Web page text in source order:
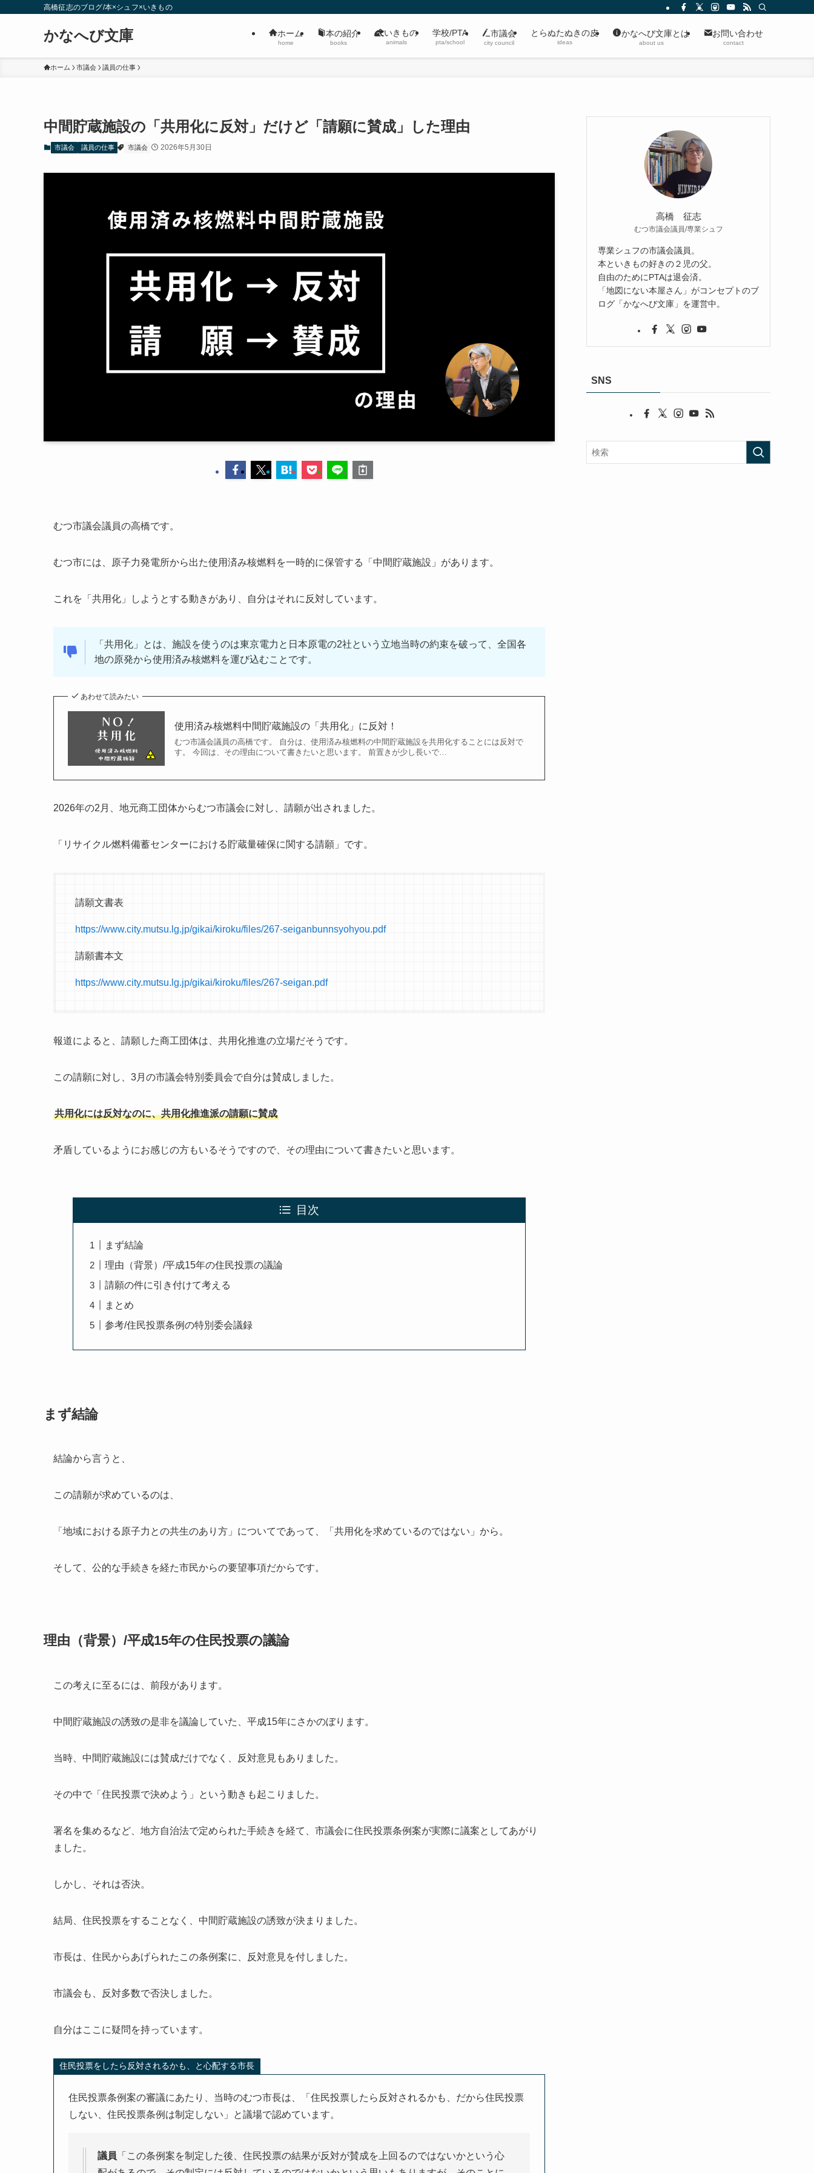
高橋征志のブログ/本×シュフ×いきもの
かなへび文庫 ホーム
home
本の紹介
books
いきもの
animals
学校/PTA
pta/school
市議会
city council
とらぬたぬきの皮
ideas
かなへび文庫とは
about us
お問い合わせ
contact
ホーム 市議会 議員の仕事
中間貯蔵施設の「共用化に反対」だけど「請願に賛成」した理由
市議会 議員の仕事 市議会 2026年5月30日
むつ市議会議員の高橋です。
むつ市には、原子力発電所から出た使用済み核燃料を一時的に保管する「中間貯蔵施設」があります。
これを「共用化」しようとする動きがあり、自分はそれに反対しています。
「共用化」とは、施設を使うのは東京電力と日本原電の2社という立地当時の約束を破って、全国各
地の原発から使用済み核燃料を運び込むことです。
あわせて読みたい
使用済み核燃料中間貯蔵施設の「共用化」に反対！
むつ市議会議員の高橋です。 自分は、使用済み核燃料の中間貯蔵施設を共用化することには反対で
す。 今回は、その理由について書きたいと思います。 前置きが少し長いで…
2026年の2月、地元商工団体からむつ市議会に対し、請願が出されました。
「リサイクル燃料備蓄センターにおける貯蔵量確保に関する請願」です。
請願文書表
https://www.city.mutsu.lg.jp/gikai/kiroku/files/267-seiganbunnsyohyou.pdf
請願書本文
https://www.city.mutsu.lg.jp/gikai/kiroku/files/267-seigan.pdf
報道によると、請願した商工団体は、共用化推進の立場だそうです。
この請願に対し、3月の市議会特別委員会で自分は賛成しました。
共用化には反対なのに、共用化推進派の請願に賛成
矛盾しているようにお感じの方もいるそうですので、その理由について書きたいと思います。
目次
まず結論
理由（背景）/平成15年の住民投票の議論
請願の件に引き付けて考える
まとめ
参考/住民投票条例の特別委会議録
まず結論
結論から言うと、
この請願が求めているのは、
「地域における原子力との共生のあり方」についてであって、「共用化を求めているのではない」から。
そして、公的な手続きを経た市民からの要望事項だからです。
理由（背景）/平成15年の住民投票の議論
この考えに至るには、前段があります。
中間貯蔵施設の誘致の是非を議論していた、平成15年にさかのぼります。
当時、中間貯蔵施設には賛成だけでなく、反対意見もありました。
その中で「住民投票で決めよう」という動きも起こりました。
署名を集めるなど、地方自治法で定められた手続きを経て、市議会に住民投票条例案が実際に議案としてあがり
ました。
しかし、それは否決。
結局、住民投票をすることなく、中間貯蔵施設の誘致が決まりました。
市長は、住民からあげられたこの条例案に、反対意見を付しました。
市議会も、反対多数で否決しました。
自分はここに疑問を持っています。
住民投票をしたら反対されるかも、と心配する市長
住民投票条例案の審議にあたり、当時のむつ市長は、「住民投票したら反対されるかも、だから住民投票
しない、住民投票条例は制定しない」と議場で認めています。
議員 「この条例案を制定した後、住民投票の結果が反対が賛成を上回るのではないかという心
高橋 征志
むつ市議会議員/専業シュフ
専業シュフの市議会議員。
本といきもの好きの２児の父。
自由のためにPTAは退会済。
「地図にない本屋さん」がコンセプトのブ
ログ「かなへび文庫」を運営中。
SNS